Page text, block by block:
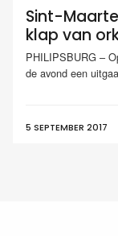
Sint-
klap van
PHILIPSBURG –
de avond een
5 SEPTEMBER 2017